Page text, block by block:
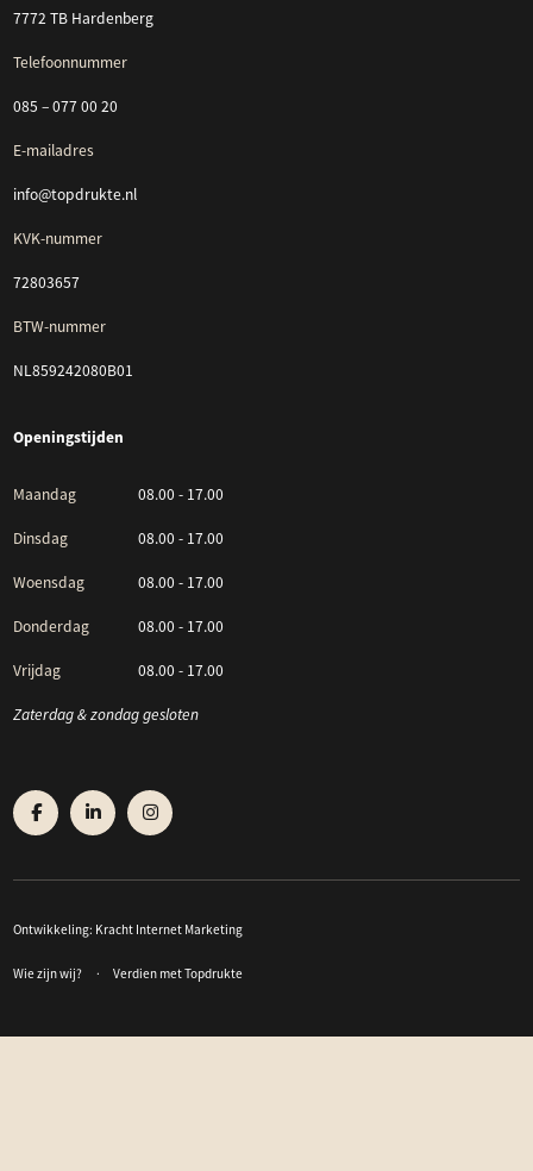
7772 TB Hardenberg
Telefoonnummer
085 – 077 00 20
E-mailadres
info@topdrukte.nl
KVK-nummer
72803657
BTW-nummer
NL859242080B01
Openingstijden
Maandag 08.00 - 17.00
Dinsdag 08.00 - 17.00
Woensdag 08.00 - 17.00
Donderdag 08.00 - 17.00
Vrijdag 08.00 - 17.00
Zaterdag & zondag gesloten
Ontwikkeling: Kracht Internet Marketing
Wie zijn wij? Verdien met Topdrukte